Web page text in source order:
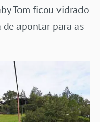
Tom ficou vidrado
apontar para as